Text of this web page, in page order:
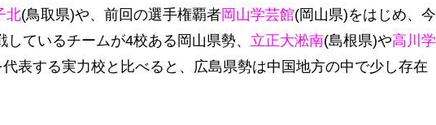
北(鳥取県)や、前回の選手権覇者岡山学芸館(岡山県)をはじめ、今
ているチームが4校ある岡山県勢、 立正大淞南(島根県)や高川学
表する実力校と比べると、広島県勢は中国地方の中で少し存在